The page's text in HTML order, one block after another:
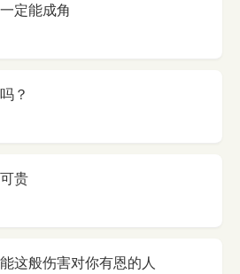
定能成角
？
贵
这般伤害对你有恩的人